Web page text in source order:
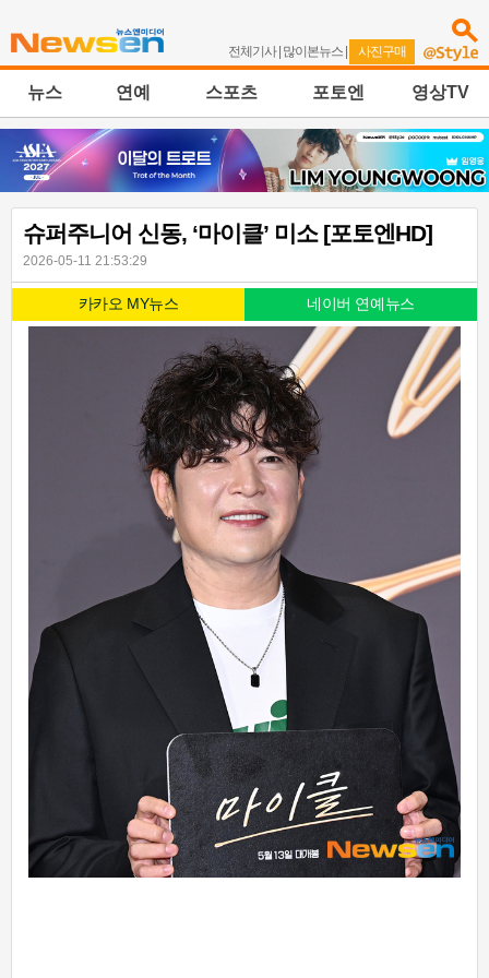
전체기사| 많이본뉴스 | 사진구매
뉴스 연예 스포츠 포토엔 영상TV
슈퍼주니어 신동, ‘마이클’ 미소 [포토엔HD]
2026-05-11 21:53:29
카카오 MY뉴스 네이버 연예뉴스